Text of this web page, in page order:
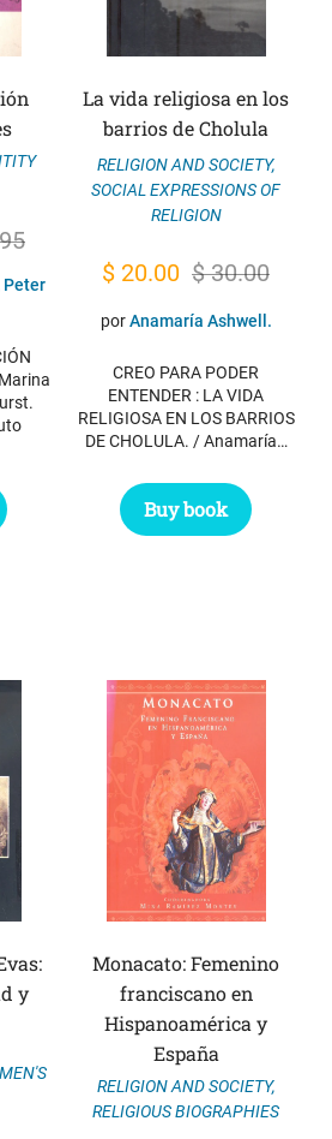
Peter
La vida religiosa en los
barrios de Cholula
RELIGION AND SOCIETY,
SOCIAL EXPRESSIONS OF
RELIGION
$30.00
Original
price
$ 30.00.
$ 20.00 Current
price
$ 20.00.
porAnamaría Ashwell.
CREO PARA PODER
ENTENDER : LA VIDA
RELIGIOSA EN LOS BARRIOS
DE CHOLULA. / Anamaría…
Buy book
y
Monacato: Femenino
franciscano en
Hispanoamérica y
España
RELIGION AND SOCIETY,
RELIGIOUS BIOGRAPHIES